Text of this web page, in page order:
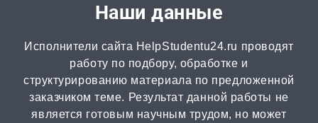
Наши данные
Исполнители сайта HelpStudentu24.ru проводят
работу по подбору, обработке и
структурированию материала по предложенной
заказчиком теме. Результат данной работы не
является готовым научным трудом, но может